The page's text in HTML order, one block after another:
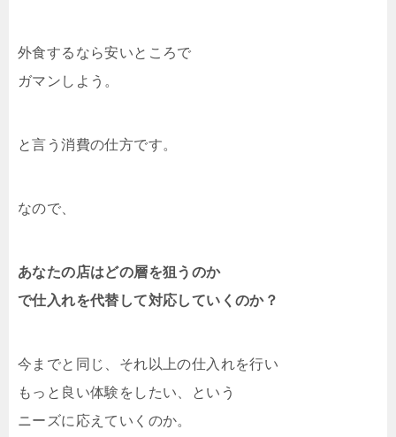
外食するなら安いところで
ガマンしよう。
と言う消費の仕方です。
なので、
あなたの店はどの層を狙うのか
で仕入れを代替して対応していくのか？
今までと同じ、それ以上の仕入れを行い
もっと良い体験をしたい、という
ニーズに応えていくのか。